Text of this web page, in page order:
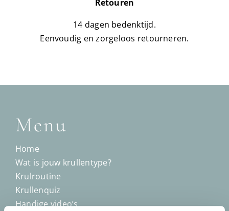
Klantenservice
Retouren
14 dagen bedenktijd.
Eenvoudig en zorgeloos retourneren.
Menu
Home
Wat is jouw krullentype?
Krulroutine
Krullenquiz
Handige video’s